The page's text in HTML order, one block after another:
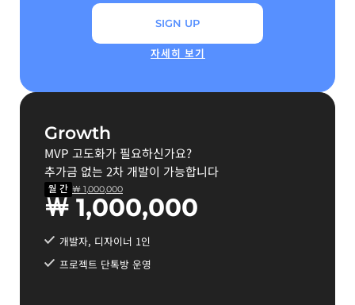
SIGN UP
자세히 보기
Growth
MVP 고도화가 필요하신가요?
추가금 없는 2차 개발이 가능합니다
월 간 ￦ 1,000,000
￦ 1,000,000
개발자, 디자이너 1인
프로젝트 단톡방 운영